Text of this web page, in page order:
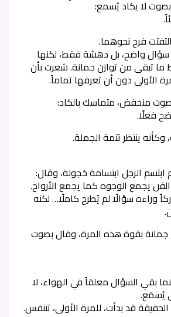
لا يكاد يُسمع:
فرح نحوهما.
سؤال واضح، بل دهشة فقط، لكنها
ما تبقى من توازن جمانة. شعرت بأن
الأولى دون أن تعرفها تماماً.
منخفض، متماسك بالكاد:
فعلًا.
ينتظر تتمة الجملة.
ابتسم الرجل ابتسامة خجولة، وقال:
يجمع الوجوه كما يجمع الأرواح.
وراءه سؤالًا لم يُطرح كاملًا… لكنه
بقوة هذه المرة، وقال بصوت
بقي السؤال معلقاً في الهواء، لا
يُسمَع.
قد بدأت، للمرة الأولى، تتنفس.